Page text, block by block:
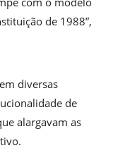
de 1988”,
diversas
de
alargavam as